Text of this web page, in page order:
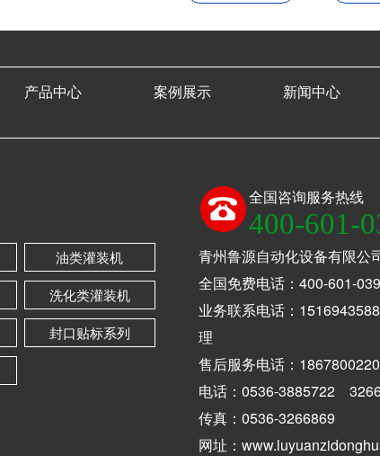
产品中心 案例展示
新闻中心
油类灌装机
洗化类灌装机
封口贴标系列
全国咨询服务热线
400-601-
青州鲁源自动化设备有限公
全国免费电话：400-601-
业务联系电话：
理
售后服务电话：
电话：0536-3885722
传真：0536-3266869
网址：